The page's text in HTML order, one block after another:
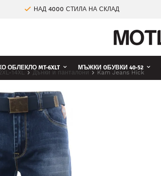
НАД 4000 СТИЛА НА СКЛАД
ОБЛЕКЛО MT-6XLT МЪЖКИ OБУВКИ 40-52
14XL Дънки и панталони Kam Jeans Hick